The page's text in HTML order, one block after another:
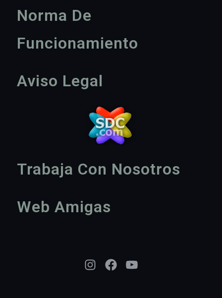
Norma De
Funcionamiento
Aviso Legal
Trabaja Con Nosotros
Web Amigas
InstagramFacebookYouTube